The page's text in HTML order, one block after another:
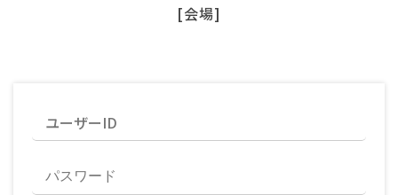
[会場]